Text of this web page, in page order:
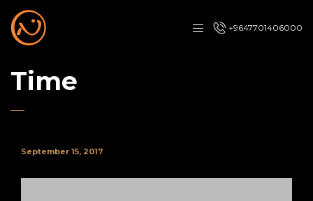
+9647701406000
Time
September 15, 2017